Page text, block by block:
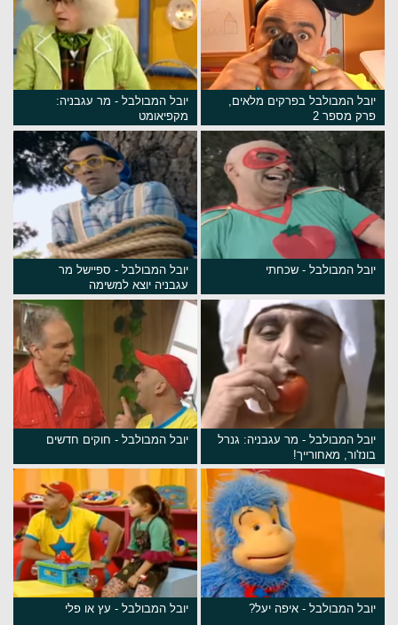
יובל המבולבל בפרקים מלאים,
פרק מספר 2
יובל המבולבל - מר עגבניה:
מקפיאומט
יובל המבולבל - שכחתי
יובל המבולבל - ספיישל מר
עגבניה יוצא למשימה
יובל המבולבל - מר עגבניה: גנרל
בונז'ור, מאחורייך!
יובל המבולבל - חוקים חדשים
יובל המבולבל - איפה יעל? יובל המבולבל - עץ או פלי